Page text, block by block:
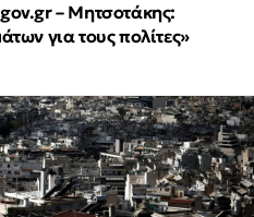
– Μητσοτάκης:
για τους πολίτες»